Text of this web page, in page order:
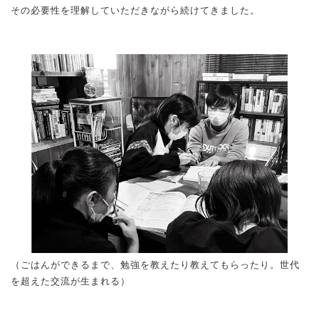
その必要性を理解していただきながら続けてきました。
（ごはんができるまで、勉強を教えたり教えてもらったり。世代
を超えた交流が生まれる）